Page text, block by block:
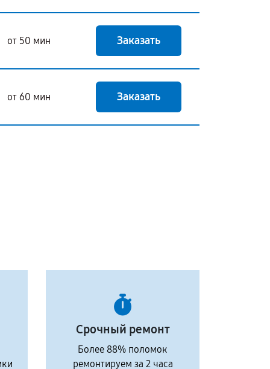
от 50 мин Заказать
от 60 мин Заказать
Срочный ремонт
Более 88% поломок
ремонтируем за 2 часа